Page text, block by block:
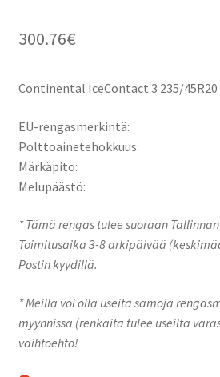
300.76€
Continental IceContact 3 235/45R20
EU-rengasmerkintä:
Polttoainetehokkuus:
Märkäpito:
Melupäästö:
* Tämä rengas tulee suoraan
Toimitusaika 3-8 arkipäivää
Postin kyydillä.
* Meillä voi olla useita samoja
myynnissä (renkaita tulee useilta
vaihtoehto!